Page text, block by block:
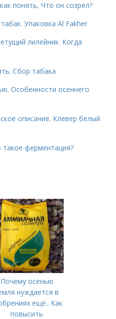
понять, Что он созрел?
Упаковка Al Fakher
лилейник. Когда
Сбор табака
Особенности осеннего
описание. Клевер белый
ферментация?
Почему осенью
нуждается в
ещё.. Как
повысить